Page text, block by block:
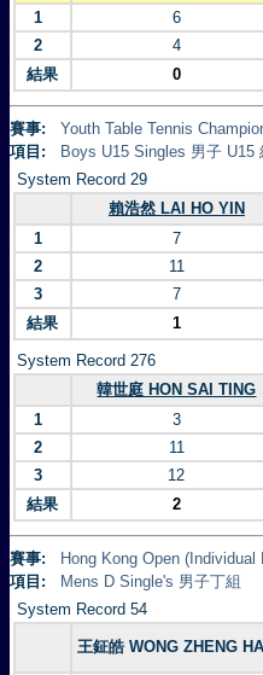
1
6
2
4
結果
0
賽事:
Youth Table Tennis
項目:
Boys U15 Singles 男子 U15
System Record 29
賴浩然 LAI HO YIN
1
7
2
11
3
7
結果
1
System Record 276
韓世庭 HON SAI TING
1
3
2
11
3
12
結果
2
賽事:
Hong Kong Open
項目:
Mens D Single's 男子丁組
System Record 54
王鉦皓 WONG ZHENG